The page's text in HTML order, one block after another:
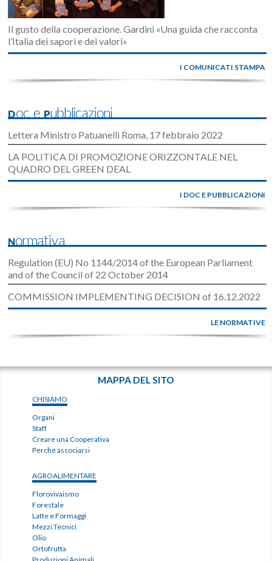
Il gusto della cooperazione. Gardini «Una guida che racconta
l’Italia dei sapori e dei valori»
I COMUNICATI STAMPA
Doc e Pubblicazioni
Lettera Ministro Patuanelli Roma, 17 febbraio 2022
LA POLITICA DI PROMOZIONE ORIZZONTALE NEL
QUADRO DEL GREEN DEAL
I DOC E PUBBLICAZIONI
Normativa
Regulation (EU) No 1144/2014 of the European Parliament
and of the Council of 22 October 2014
COMMISSION IMPLEMENTING DECISION of 16.12.2022
LE NORMATIVE
MAPPA DEL SITO
CHISIAMO
Organi
Staff
Creare una Cooperativa
Perché associarsi
AGROALIMENTARE
Florovivaismo
Forestale
Latte e Formaggi
Mezzi Tecnici
Olio
Ortofrutta